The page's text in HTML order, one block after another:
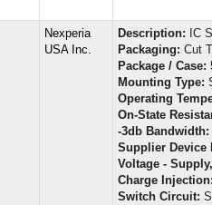
Nexperia
USA Inc.
Description: IC
Packaging: Cut
Package / Case:
Mounting Type:
Operating
On-State
-3db Bandwidth:
Supplier Device
Voltage -
Charge Injection:
Switch Circuit: